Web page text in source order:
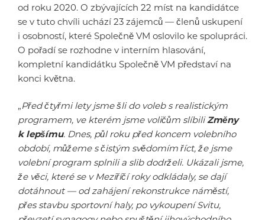
od roku 2020. O zbývajících 22 míst na kandidátce
se v tuto chvíli uchází 23 zájemců — členů uskupení
i osobností, které Společně VM oslovilo ke spolupráci.
O pořadí se rozhodne v interním hlasování,
kompletní kandidátku Společně VM představí na
konci května.
„Před čtyřmi lety jsme šli do voleb s realistickým
programem, ve kterém jsme voličům slíbiliZměny
k lepšímu. Dnes, půl roku před koncem volebního
období, můžeme s čistým svědomím říct, že jsme
volební program splnili a slib dodrželi. Ukázali jsme,
že věci, které se v Meziříčí roky odkládaly, se dají
dotáhnout — od zahájení rekonstrukce náměstí,
přes stavbu sportovní haly, po vykoupení Svitu,